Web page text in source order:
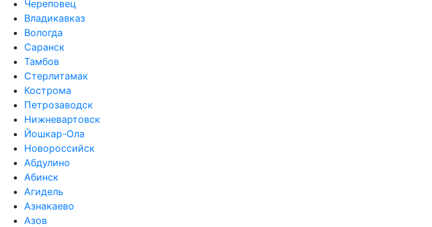
Череповец
Владикавказ
Вологда
Саранск
Тамбов
Стерлитамак
Кострома
Петрозаводск
Нижневартовск
Йошкар-Ола
Новороссийск
Абдулино
Абинск
Агидель
Азнакаево
Азов